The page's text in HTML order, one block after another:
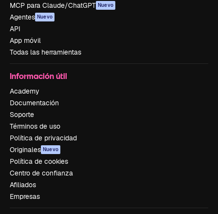
MCP para Claude/ChatGPT Nuevo
Agentes Nuevo
API
App móvil
Todas las herramientas
Información útil
Academy
Documentación
Soporte
Términos de uso
Política de privacidad
Originales Nuevo
Política de cookies
Centro de confianza
Afiliados
Empresas